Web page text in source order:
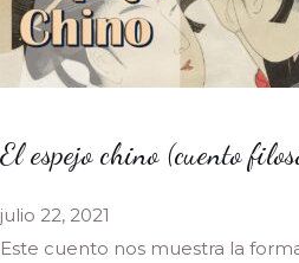
El espejo chino (cuento
julio 22, 2021
Este cuento nos muestra la